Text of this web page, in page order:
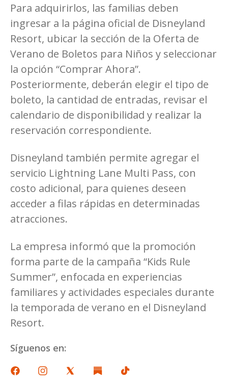
Para adquirirlos, las familias deben
ingresar a la página oficial de Disneyland
Resort, ubicar la sección de la Oferta de
Verano de Boletos para Niños y seleccionar
la opción “Comprar Ahora”.
Posteriormente, deberán elegir el tipo de
boleto, la cantidad de entradas, revisar el
calendario de disponibilidad y realizar la
reservación correspondiente.
Disneyland también permite agregar el
servicio Lightning Lane Multi Pass, con
costo adicional, para quienes deseen
acceder a filas rápidas en determinadas
atracciones.
La empresa informó que la promoción
forma parte de la campaña “Kids Rule
Summer”, enfocada en experiencias
familiares y actividades especiales durante
la temporada de verano en el Disneyland
Resort.
Síguenos en: